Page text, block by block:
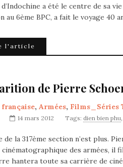
a été le centre de sa
au 6ème BPC, a fait le voyage 40
l'article
de Pierre
, Armées, Films_Séries
14 mars 2012 Tags: dien bien phu,
de la 317ème section n’est plus.
des armées, il
hantera toute sa carrière de